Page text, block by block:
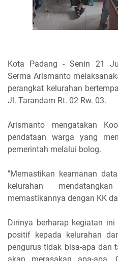
Kota Padang - Senin 21
Serma Arismanto
perangkat kelurahan
Jl. Tarandam Rt. 02 Rw. 03.
Arismanto mengatakan
pendataan warga yang
pemerintah melalui bolog.
"Memastikan keamanan
kelurahan
memastikannya dengan KK
Dirinya berharap kegiatan
positif kepada kelurahan
pengurus tidak bisa-apa dan